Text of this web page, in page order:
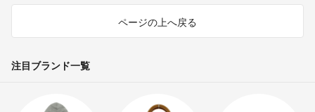
ページの上へ戻る
注目ブランド一覧